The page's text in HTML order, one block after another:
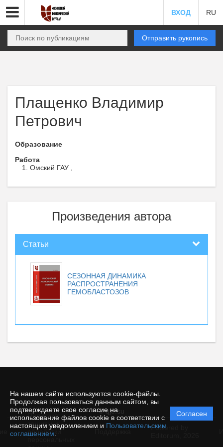
На нашем сайте используются cookie-файлы.
Продолжая пользоваться данным сайтом, вы
подтверждаете свое согласие на
использование файлов cookie в соответствии с
настоящим уведомлением и Пользовательским
соглашением
Согласен
ВХОД RU
Отправить рукопись
Плащенко Владимир
Петрович
Образование
Работа
Омский ГАУ ,
Произведения автора
Статьи
СЕЗОННАЯ ДИНАМИКА
РАСПРОСТРАНЕНИЯ
ГЕМОБЛАСТОЗОВ
© qje.su
Политика
защиты и
обработки
Powered by